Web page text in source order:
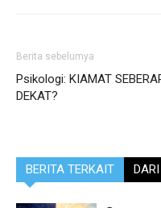
Berita sebelumya
Psikologi: KIAMAT
DEKAT?
BERITA TERKAIT